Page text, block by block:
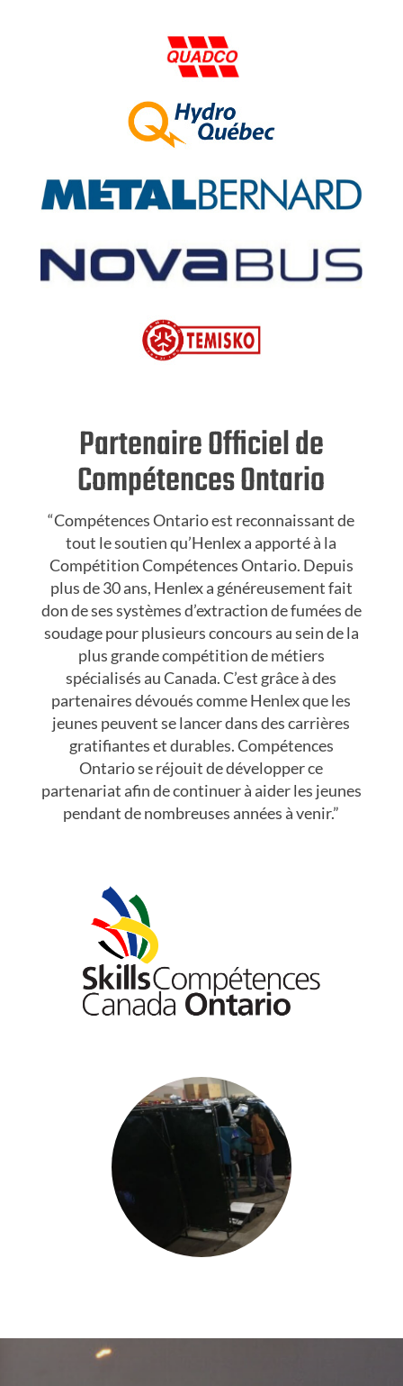
Partenaire Officiel de
Compétences Ontario
“Compétences Ontario est reconnaissant de
tout le soutien qu’Henlex a apporté à la
Compétition Compétences Ontario. Depuis
plus de 30 ans, Henlex a généreusement fait
don de ses systèmes d’extraction de fumées de
soudage pour plusieurs concours au sein de la
plus grande compétition de métiers
spécialisés au Canada. C’est grâce à des
partenaires dévoués comme Henlex que les
jeunes peuvent se lancer dans des carrières
gratifiantes et durables. Compétences
Ontario se réjouit de développer ce
partenariat afin de continuer à aider les jeunes
pendant de nombreuses années à venir.”